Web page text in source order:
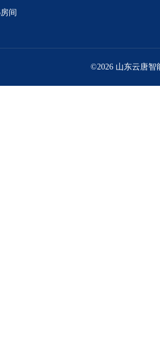
间
©2026 山东云唐